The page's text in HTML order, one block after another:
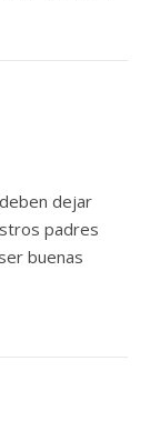
dejar
padres
buenas